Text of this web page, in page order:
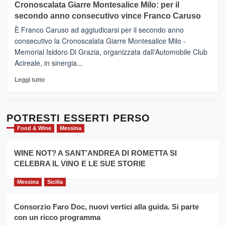
tra
sapori
e
vicoli
medievali
Mondello
(Palermo)
–
“E
Pasta
–
l’
evento
per
la
filiera
grano
Cronoscalata Giarre Montesalice Milo: per il
secondo anno consecutivo vince Franco Caruso
È Franco Caruso ad aggiudicarsi per il secondo anno
consecutivo la Cronoscalata Giarre Montesalice Milo -
Memorial Isidoro Di Grazia, organizzata dall'Automobile Club
Acireale, in sinergia...
Leggi tuttoLeggi
Cronoscalata
Giarre
Montesalice
per
il
anno
vince
Franco
Caruso
POTRESTI ESSERTI PERSO
Food & Wine Messina
WINE NOT? A SANT’ANDREA DI ROMETTA SI
CELEBRA IL VINO E LE SUE STORIE
Messina Sicilia
Consorzio Faro Doc, nuovi vertici alla guida. Si parte
con un ricco programma